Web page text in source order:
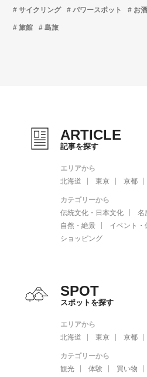
サイクリング パワースポット お酒
旅館 島旅
ARTICLE
記事を探す
エリアから
北海道
東京 京都
カテゴリーから
伝統文化・日本文化
名
自然・絶景
イベント・
ショッピング
SPOT
スポットを探す
エリアから
北海道
東京 京都
カテゴリーから
観光
体験 買い物